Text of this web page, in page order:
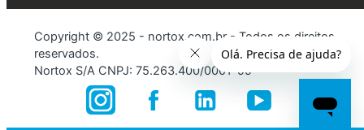
Copyright © 2025 - nortox.com.br - Todos os direitos
reservados.
Nortox S/A CNPJ: 75.263.400/0001-99